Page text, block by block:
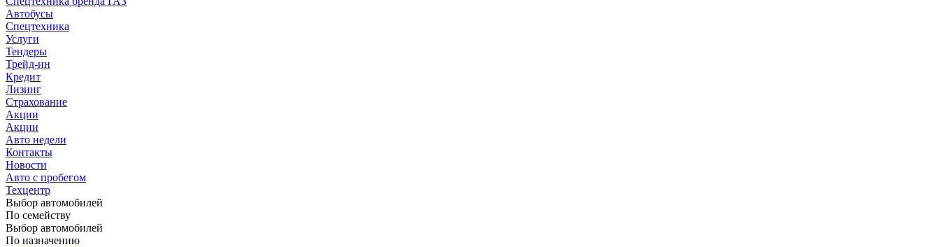
Автобусы
Спецтехника
Услуги
Тендеры
Трейд-ин
Кредит
Лизинг
Страхование
Акции
Акции
Авто недели
Контакты
Новости
Авто с пробегом
Техцентр
Выбор автомобилей
По семейству
Выбор автомобилей
По назначению